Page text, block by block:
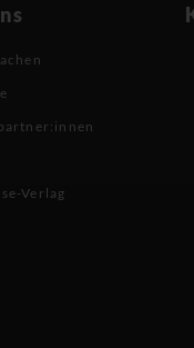
Verlag